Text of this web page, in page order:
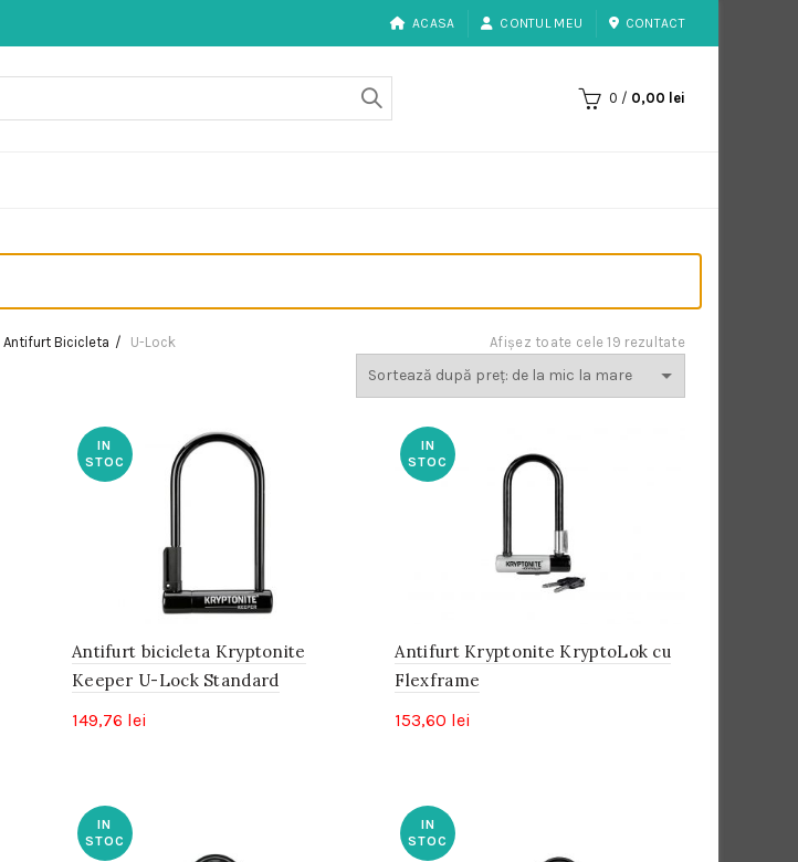
ACASA CONTUL MEU CONTACT
0 / 0,00 lei
Antifurt Bicicleta U-Lock Afișez toate cele 19 rezultate
IN
STOC
Antifurt bicicleta Kryptonite
Keeper U-Lock Standard
149,76 lei
IN
STOC
Antifurt Kryptonite KryptoLok cu
Flexframe
153,60 lei
IN
STOC
IN
STOC